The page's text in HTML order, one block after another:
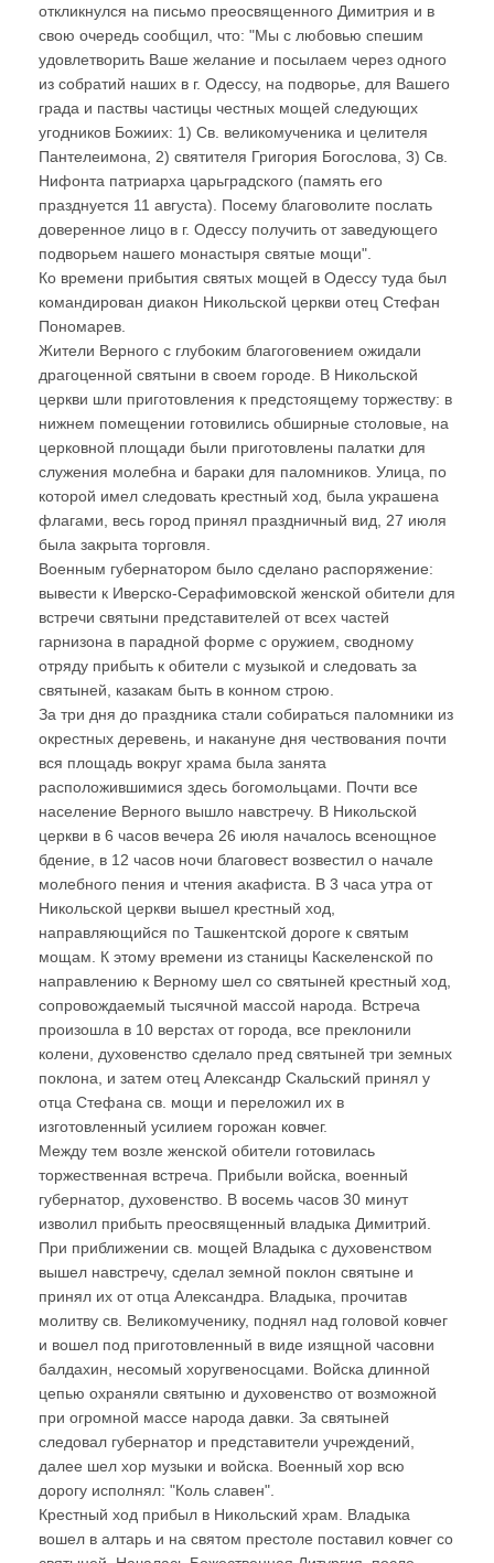
откликнулся на письмо преосвященного Димитрия и в
свою очередь сообщил, что: "Мы с любовью спешим
удовлетворить Ваше желание и посылаем через одного
из собратий наших в г. Одессу, на подворье, для Вашего
града и паствы частицы честных мощей следующих
угодников Божиих: 1) Св. великомученика и целителя
Пантелеимона, 2) святителя Григория Богослова, 3) Св.
Нифонта патриарха царьградского (память его
празднуется 11 августа). Посему благоволите послать
доверенное лицо в г. Одессу получить от заведующего
подворьем нашего монастыря святые мощи".
Ко времени прибытия святых мощей в Одессу туда был
командирован диакон Никольской церкви отец Стефан
Пономарев.
Жители Верного с глубоким благоговением ожидали
драгоценной святыни в своем городе. В Никольской
церкви шли приготовления к предстоящему торжеству: в
нижнем помещении готовились обширные столовые, на
церковной площади были приготовлены палатки для
служения молебна и бараки для паломников. Улица, по
которой имел следовать крестный ход, была украшена
флагами, весь город принял праздничный вид, 27 июля
была закрыта торговля.
Военным губернатором было сделано распоряжение:
вывести к Иверско-Серафимовской женской обители для
встречи святыни представителей от всех частей
гарнизона в парадной форме с оружием, сводному
отряду прибыть к обители с музыкой и следовать за
святыней, казакам быть в конном строю.
За три дня до праздника стали собираться паломники из
окрестных деревень, и накануне дня чествования почти
вся площадь вокруг храма была занята
расположившимися здесь богомольцами. Почти все
население Верного вышло навстречу. В Никольской
церкви в 6 часов вечера 26 июля началось всенощное
бдение, в 12 часов ночи благовест возвестил о начале
молебного пения и чтения акафиста. В 3 часа утра от
Никольской церкви вышел крестный ход,
направляющийся по Ташкентской дороге к святым
мощам. К этому времени из станицы Каскеленской по
направлению к Верному шел со святыней крестный ход,
сопровождаемый тысячной массой народа. Встреча
произошла в 10 верстах от города, все преклонили
колени, духовенство сделало пред святыней три земных
поклона, и затем отец Александр Скальский принял у
отца Стефана св. мощи и переложил их в
изготовленный усилием горожан ковчег.
Между тем возле женской обители готовилась
торжественная встреча. Прибыли войска, военный
губернатор, духовенство. В восемь часов 30 минут
изволил прибыть преосвященный владыка Димитрий.
При приближении св. мощей Владыка с духовенством
вышел навстречу, сделал земной поклон святыне и
принял их от отца Александра. Владыка, прочитав
молитву св. Великомученику, поднял над головой ковчег
и вошел под приготовленный в виде изящной часовни
балдахин, несомый хоругвеносцами. Войска длинной
цепью охраняли святыню и духовенство от возможной
при огромной массе народа давки. За святыней
следовал губернатор и представители учреждений,
далее шел хор музыки и войска. Военный хор всю
дорогу исполнял: "Коль славен".
Крестный ход прибыл в Никольский храм. Владыка
вошел в алтарь и на святом престоле поставил ковчег со